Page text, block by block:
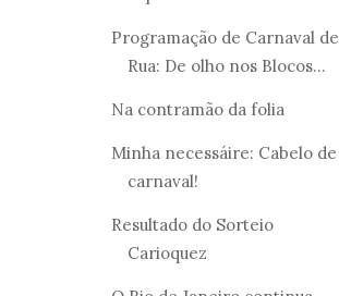
Programação de Carnaval de
Rua: De olho nos Blocos...
Na contramão da folia
Minha necessáire: Cabelo de
carnaval!
Resultado do Sorteio
Carioquez